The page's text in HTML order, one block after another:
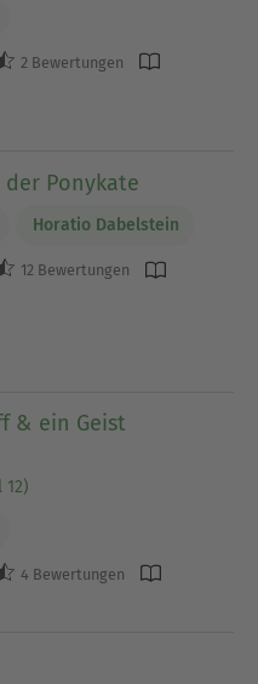
2 Bewertungen
der Ponykate
Horatio Dabelstein
12 Bewertungen
& ein Geist
12)
4 Bewertungen